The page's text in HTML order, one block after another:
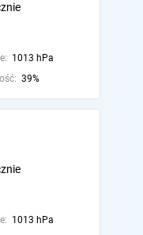
1013 hPa
39%
1013 hPa